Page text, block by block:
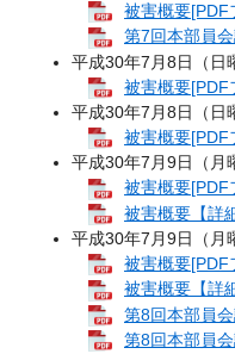
被害概要[PDF
第7回本部員
平成30年7月8日（日
被害概要[PDF
平成30年7月8日（日
被害概要[PDF
平成30年7月9日（月
被害概要[PDF
被害概要【詳
平成30年7月9日（月
被害概要[PDF
被害概要【詳
第8回本部員
第8回本部員